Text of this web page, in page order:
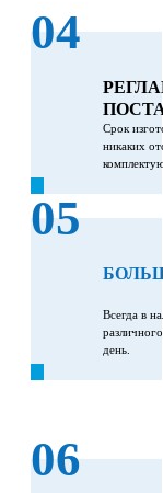
04
Срок
никаких
05
Всегда в
день.
06